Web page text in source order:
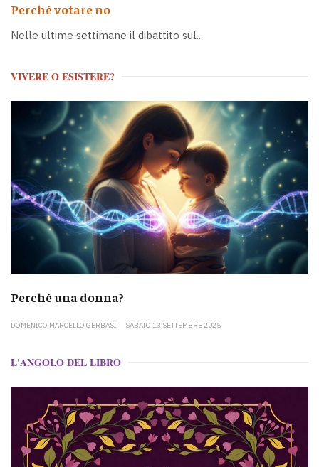
Perché votare no
Nelle ultime settimane il dibattito sul...
VIVERE O ESISTERE?
Perché una donna?
DOMENICO MARCELLO GERBASI SABATO 13 SETTEMBRE 2025
L'ANGOLO DEL LIBRO